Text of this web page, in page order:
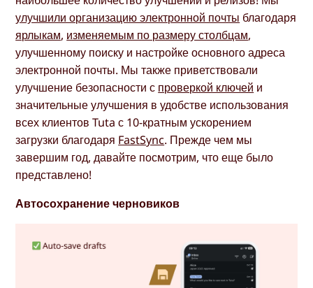
улучшили организацию электронной почты благодаря
ярлыкам, изменяемым по размеру столбцам,
улучшенному поиску и настройке основного адреса
электронной почты. Мы также приветствовали
улучшение безопасности с проверкой ключей и
значительные улучшения в удобстве использования
всех клиентов Tuta с 10-кратным ускорением
загрузки благодаря FastSync. Прежде чем мы
завершим год, давайте посмотрим, что еще было
представлено!
Автосохранение черновиков